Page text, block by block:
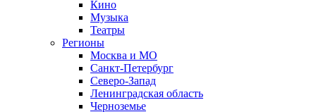
Кино
Музыка
Театры
Регионы
Москва и МО
Санкт-Петербург
Северо-Запад
Ленинградская область
Черноземье